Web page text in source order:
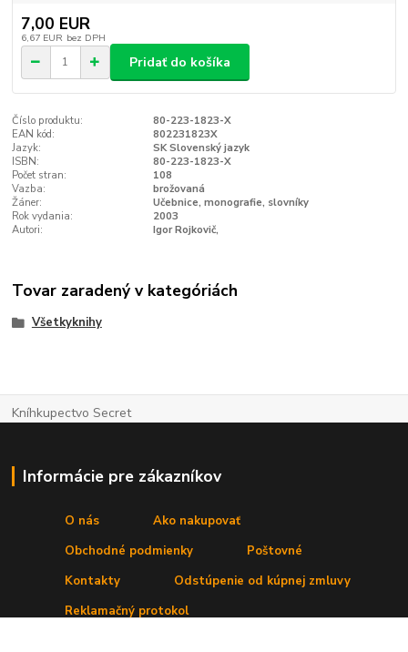
7,00 EUR
6,67 EUR bez DPH
Pridať do košíka
Číslo produktu:
80-223-1823-X
EAN kód:
802231823X
Jazyk:
SK Slovenský jazyk
ISBN:
80-223-1823-X
Počet stran:
108
Vazba:
brožovaná
Žáner:
Učebnice, monografie, slovníky
Rok vydania:
2003
Autori:
Igor Rojkovič,
Tovar zaradený v kategóriách
Všetkyknihy
Kníhkupectvo Secret
Informácie pre zákazníkov
O nás
Ako nakupovať
Obchodné podmienky
Poštovné
Kontakty
Odstúpenie od kúpnej zmluvy
Reklamačný protokol